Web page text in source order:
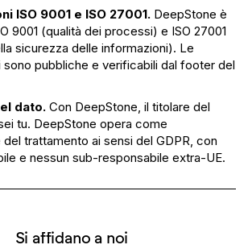
ISO 9001 e ISO 27001.DeepStone è
9001 (qualità dei processi) e ISO 27001
sicurezza delle informazioni). Le
pubbliche e verificabili dal footer del
dato.Con DeepStone, il titolare del
tu. DeepStone opera come
trattamento ai sensi del GDPR, con
e nessun sub-responsabile extra-UE.
Si affidano a noi